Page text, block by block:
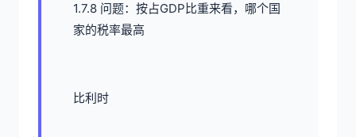
1.7.8 问题：按占GDP比重来看，哪个国
家的税率最高
比利时